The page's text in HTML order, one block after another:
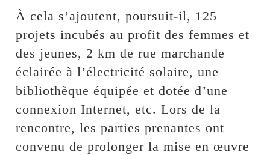
À cela s’ajoutent, poursuit-il, 125
projets incubés au profit des femmes et
des jeunes, 2 km de rue marchande
éclairée à l’électricité solaire, une
bibliothèque équipée et dotée d’une
connexion Internet, etc. Lors de la
rencontre, les parties prenantes ont
convenu de prolonger la mise en œuvre